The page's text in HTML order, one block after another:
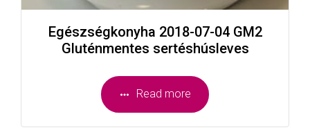
Egészségkonyha 2018-07-04 GM2
Gluténmentes sertéshúsleves
Read more